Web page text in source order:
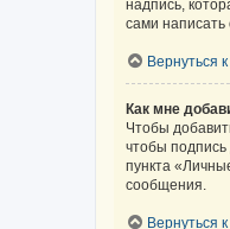
надпись,
сами написать
Вернуться
Как мне
Чтобы
чтобы
пункта
сообщения.
Вернуться